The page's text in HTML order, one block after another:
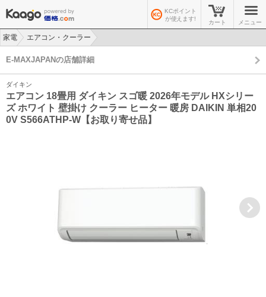
KCポイント
が使えます!
カート メニュー
家電
エアコン・クーラー
E-MAXJAPANの店舗詳細
ダイキン
エアコン 18畳用 ダイキン スゴ暖 2026年モデル HXシリー
ズ ホワイト 壁掛け クーラー ヒーター 暖房 DAIKIN 単相20
0V S566ATHP-W【お取り寄せ品】